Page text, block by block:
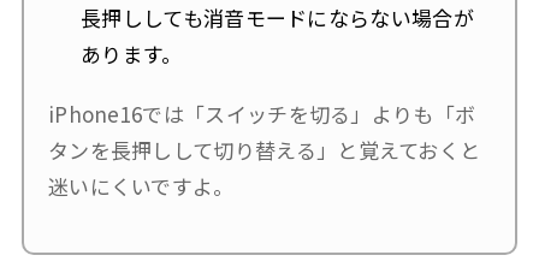
長押ししても消音モードにならない場合が
あります。
iPhone16では「スイッチを切る」よりも「ボ
タンを長押しして切り替える」と覚えておくと
迷いにくいですよ。